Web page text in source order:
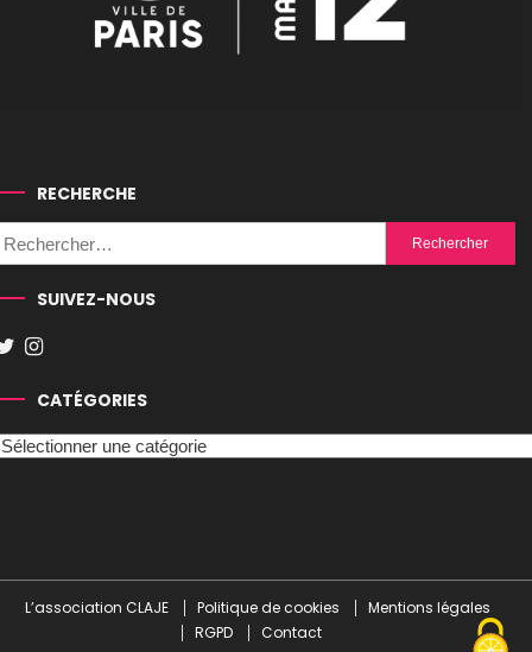
RECHERCHE
Rechercher :
SUIVEZ-NOUS
CATÉGORIES
L’association CLAJE Politique de cookies
Mentions légales
RGPD
Contact